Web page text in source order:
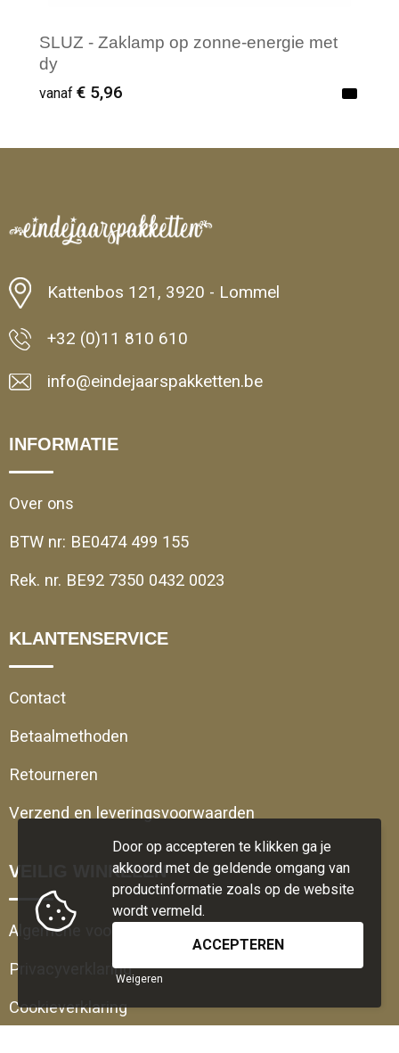
SLUZ - Zaklamp op zonne-energie met
dy
vanaf € 5,96
Kattenbos 121, 3920 - Lommel
+32 (0)11 810 610
info@eindejaarspakketten.be
INFORMATIE
Over ons
BTW nr: BE0474 499 155
Rek. nr. BE92 7350 0432 0023
KLANTENSERVICE
Contact
Betaalmethoden
Retourneren
Verzend en leveringsvoorwaarden
VEILIG WINKELEN
Algemene voorwaarden
Privacyverklaring
Cookieverklaring
Door op accepteren te klikken ga je
akkoord met de geldende omgang van
productinformatie zoals op de website
wordt vermeld.
Weigeren